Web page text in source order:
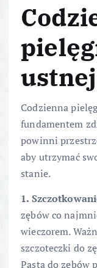
ustnej
Codzienna
fundamentem
powinni
aby utrzymać
stanie.
1.
zębów co
wieczorem.
szczoteczki do
Pasta do zębów